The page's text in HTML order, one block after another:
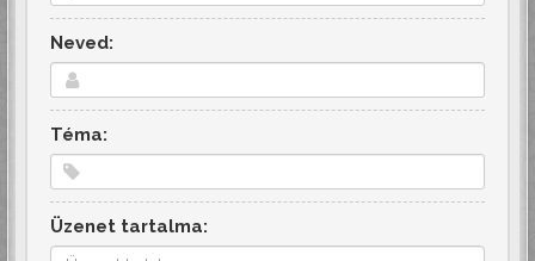
Neved:
Téma:
Üzenet tartalma: